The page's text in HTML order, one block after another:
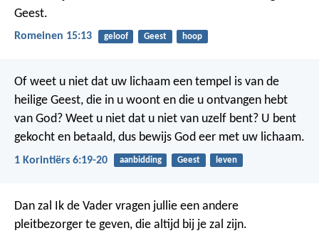
Geest.
Romeinen 15:13 geloof Geest hoop
Of weet u niet dat uw lichaam een tempel is van de
heilige Geest, die in u woont en die u ontvangen hebt
van God? Weet u niet dat u niet van uzelf bent? U bent
gekocht en betaald, dus bewijs God eer met uw lichaam.
1 Korintiërs 6:19-20 aanbidding Geest leven
Dan zal Ik de Vader vragen jullie een andere
pleitbezorger te geven, die altijd bij je zal zijn.